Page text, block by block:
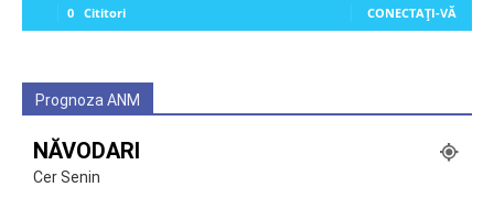
0 Cititori CONECTAȚI-VĂ
Prognoza ANM
NĂVODARI
Cer Senin